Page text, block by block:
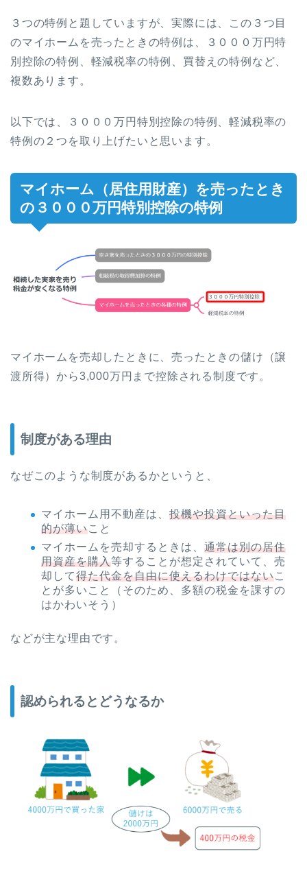
３つの特例と題していますが、実際には、この３つ目
のマイホームを売ったときの特例は、３０００万円特
別控除の特例、軽減税率の特例、買替えの特例など、
複数あります。
以下では、３０００万円特別控除の特例、軽減税率の
特例の２つを取り上げたいと思います。
マイホーム（居住用財産）を売ったとき
の３０００万円特別控除の特例
マイホームを売却したときに、売ったときの儲け（譲
渡所得）から3,000万円まで控除される制度です。
制度がある理由
なぜこのような制度があるかというと、
マイホーム用不動産は、 投機や投資といった目
的が薄いこと
マイホームを売却するときは、 通常は別の居住
用資産を購入等することが想定されていて、売
却して得た代金を自由に使えるわけではないこ
とが多いこと（そのため、多額の税金を課すの
はかわいそう）
などが主な理由です。
認められるとどうなるか